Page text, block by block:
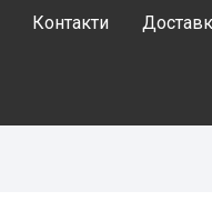
Контакти